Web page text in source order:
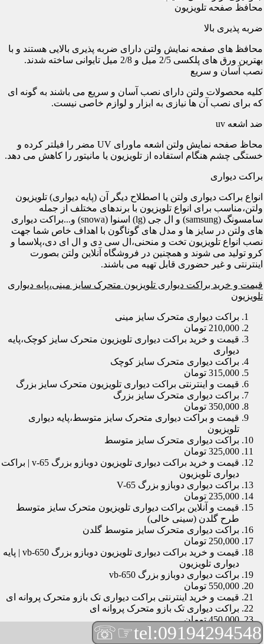
محافظ صفحه تلویزیون
ضربه پذیری بالا
محافظ های صفحه نمایش ولتن دارای ضربه پذیری بالایی هستند و با
بهترین ورق های پلکسی 2/5 میل و 2/8 میل تایوانی ساخته شدند.
نصب آسان و سریع
کلیه محصولات ولتن دارای نصب آسان و سریع می باشند به گونه ای
که برای نصب آن ها نیازی به ابزار و لوازم خاصی نیست.
ضد اشعه uv
محاظ صفحه نمایش ولتن اشعه ماورای UV مضر را فیلتر کرده و
خستگی چشم هنگام استفاده از تلویزیون یا مانیتور را کاهش می دهد.
براکت دیواری
انواع براکت دیواری ولتن یا اصطلاح دیگر آن (پایه دیواری) تلویزیون
ولتن،مناسب برای انواع تلویزیون با برندهای مختلف از جمله
سامسونگ (samsung) و ال جی (lg) اسنوا (snowa) و...براکت دیواری
های ولتن در سایز ها و مدل های گوناگون با اهداف خاص شما جهت
نصب انواع تلویزیون تخت و منحنی،ال سی دی و ال ای دی،پلاسما و
کرو تولید می شوند و همچنین در فروشگاه آنلاین ولتن بصورت
اینترنتی و غیر حضوری قابل تهیه می باشند.
قیمت و خرید براکت دیواری تلویزیون متحرک سایز مینی،پایه دیواری
تلویزیون
براکت دیواری متحرک سایز مینی
210,000 تومان
قیمت و خرید براکت دیواری تلویزیون متحرک سایز کوچک،پایه
دیواری
براکت دیواری متحرک سایز کوچک
315,000 تومان
قیمت و اینترنتی براکت دیواری تلویزیون متحرک سایز بزرگ
براکت دیواری متحرک سایز بزرگ
350,000 تومان
قیمت و براکت دیواری متحرک سایز متوسط،پایه دیواری
تلویزیون
براکت دیواری متحرک سایز متوسط
325,000 تومان
قیمت و خرید براکت دیواری تلویزیون دوبازو بزرگ v-65 | براکت
دیواری تلویزیون
براکت دیواری دوبازو بزرگ V-65
235,000 تومان
قیمت و آنلاین براکت دیواری تلویزیون متحرک سایز متوسط
طرح گلدن (سینی خالی)
براکت دیواری متحرک سایز متوسط گلدن
250,000 تومان
قیمت و خرید براکت دیواری تلویزیون دوبازو بزرگ vb-650 | پایه
دیواری تلویزیون
براکت دیواری دوبازو بزرگ vb-650
550,000 تومان
قیمت و خرید اینترنتی براکت دیواری تک بازو متحرک پروانه ای
براکت دیواری تک بازو متحرک پروانه ای
450,000 تومان
قیمت و براکت دیواری تلویزیون مچی | براکت دیواری تلویزیون
tel:09194294548
☞☏